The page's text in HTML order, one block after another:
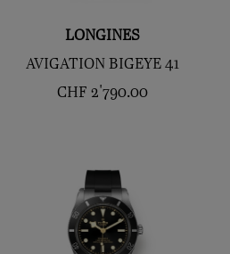
LONGINES
AVIGATION BIGEYE 41
CHF 2'790.00